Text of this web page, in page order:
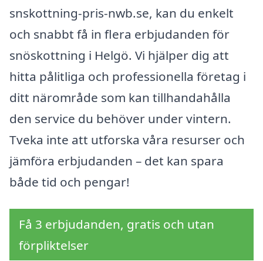
snskottning-pris-nwb.se, kan du enkelt
och snabbt få in flera erbjudanden för
snöskottning i Helgö. Vi hjälper dig att
hitta pålitliga och professionella företag i
ditt närområde som kan tillhandahålla
den service du behöver under vintern.
Tveka inte att utforska våra resurser och
jämföra erbjudanden – det kan spara
både tid och pengar!
Få 3 erbjudanden, gratis och utan
förpliktelser